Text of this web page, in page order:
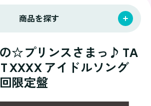
商品を探す
☆プリンスさまっ♪ TA
XXXX アイドルソング
限定盤